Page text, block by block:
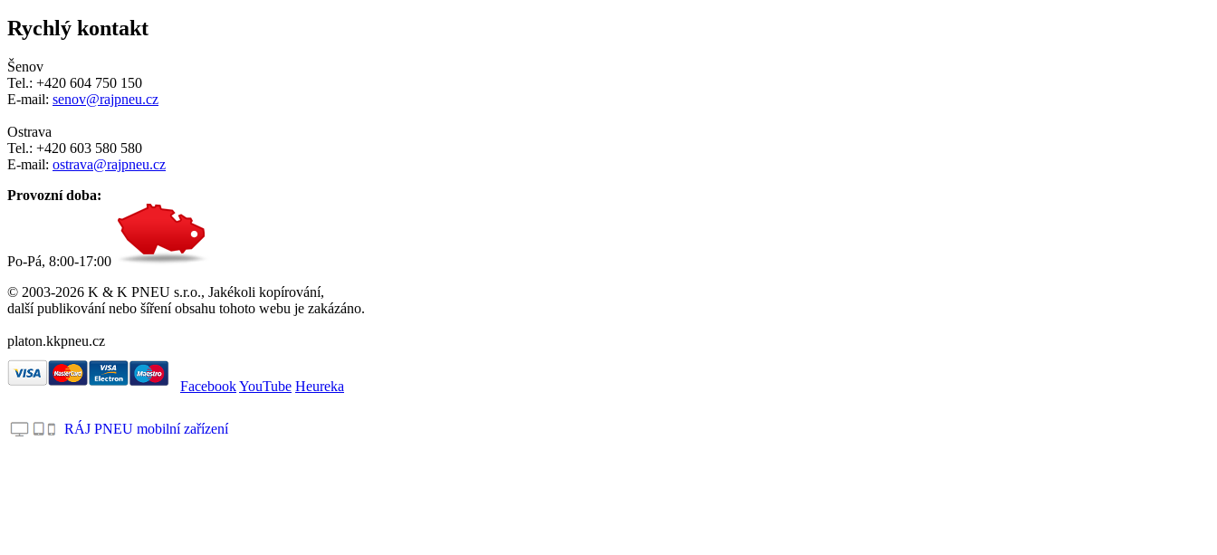
Rychlý kontakt
Šenov
Tel.: +420 604 750 150
E-mail: senov@rajpneu.cz
Ostrava
Tel.: +420 603 580 580
E-mail: ostrava@rajpneu.cz
Provozní doba:
Po-Pá, 8:00-17:00
© 2003-2026 K & K PNEU s.r.o., Jakékoli kopírování,
další publikování nebo šíření obsahu tohoto webu je zakázáno.
platon.kkpneu.cz
FacebookYouTube Heureka
RÁJ PNEU mobilní zařízení